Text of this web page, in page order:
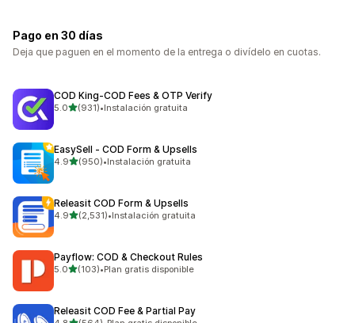
Pago en 30 días
Deja que paguen en el momento de la entrega o divídelo en cuotas.
COD King‑COD Fees & OTP Verify
5.0de 5 estrellas
(931)
931 reseñas en total
•Instalación gratuita
EasySell ‑ COD Form & Upsells
4.9de 5 estrellas
(950)
950 reseñas en total
•Instalación gratuita
Releasit COD Form & Upsells
4.9de 5 estrellas
(2,531)
2531 reseñas en total
•Instalación gratuita
Payflow: COD & Checkout Rules
5.0de 5 estrellas
(103)
103 reseñas en total
•Plan gratis disponible
Releasit COD Fee & Partial Pay